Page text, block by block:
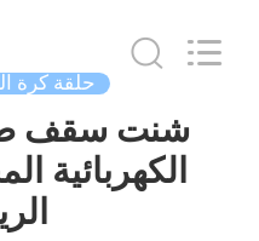
مسكن
Technology
حلقة كرة
شنت سقف
الكهربائية